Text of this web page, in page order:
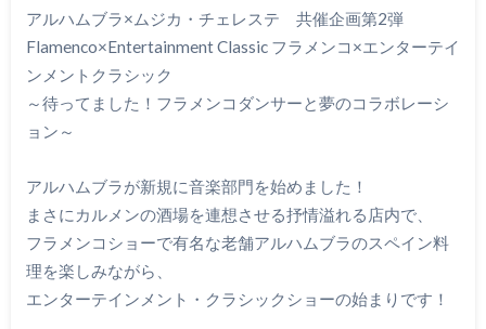
アルハムブラ×ムジカ・チェレステ 共催企画第2弾
Flamenco×Entertainment Classic フラメンコ×エンターテイ
ンメントクラシック
～待ってました！フラメンコダンサーと夢のコラボレーシ
ョン～
アルハムブラが新規に音楽部門を始めました！
まさにカルメンの酒場を連想させる抒情溢れる店内で、
フラメンコショーで有名な老舗アルハムブラのスペイン料
理を楽しみながら、
エンターテインメント・クラシックショーの始まりです！